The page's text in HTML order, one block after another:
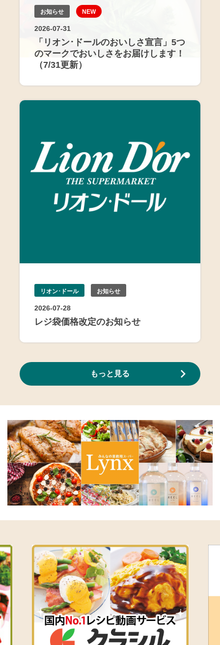
お知らせ NEW
2026-07-31
「リオン･ドールのおいしさ宣言」5つ
のマークでおいしさをお届けします！
（7/31更新）
リオン･ドール お知らせ
2026-07-28
レジ袋価格改定のお知らせ
もっと見る